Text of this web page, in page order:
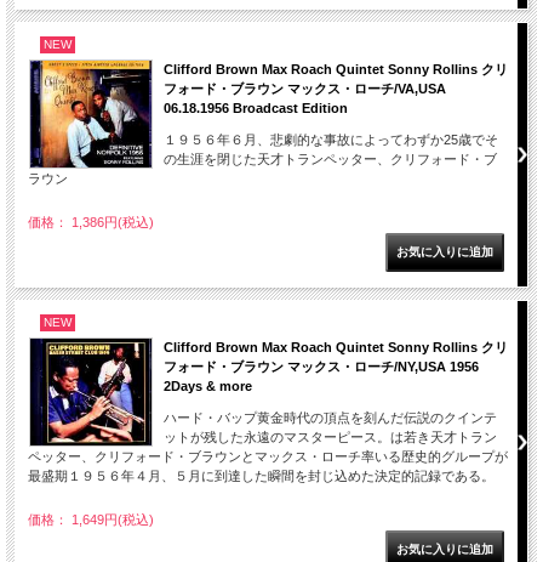
NEW
Clifford Brown Max Roach Quintet Sonny Rollins クリ
フォード・ブラウン マックス・ローチ/VA,USA
06.18.1956 Broadcast Edition
１９５６年６月、悲劇的な事故によってわずか25歳でそ
の生涯を閉じた天才トランペッター、クリフォード・ブ
ラウン
価格： 1,386円(税込)
NEW
Clifford Brown Max Roach Quintet Sonny Rollins クリ
フォード・ブラウン マックス・ローチ/NY,USA 1956
2Days & more
ハード・バップ黄金時代の頂点を刻んだ伝説のクインテ
ットが残した永遠のマスターピース。は若き天才トラン
ペッター、クリフォード・ブラウンとマックス・ローチ率いる歴史的グループが
最盛期１９５６年４月、５月に到達した瞬間を封じ込めた決定的記録である。
価格： 1,649円(税込)